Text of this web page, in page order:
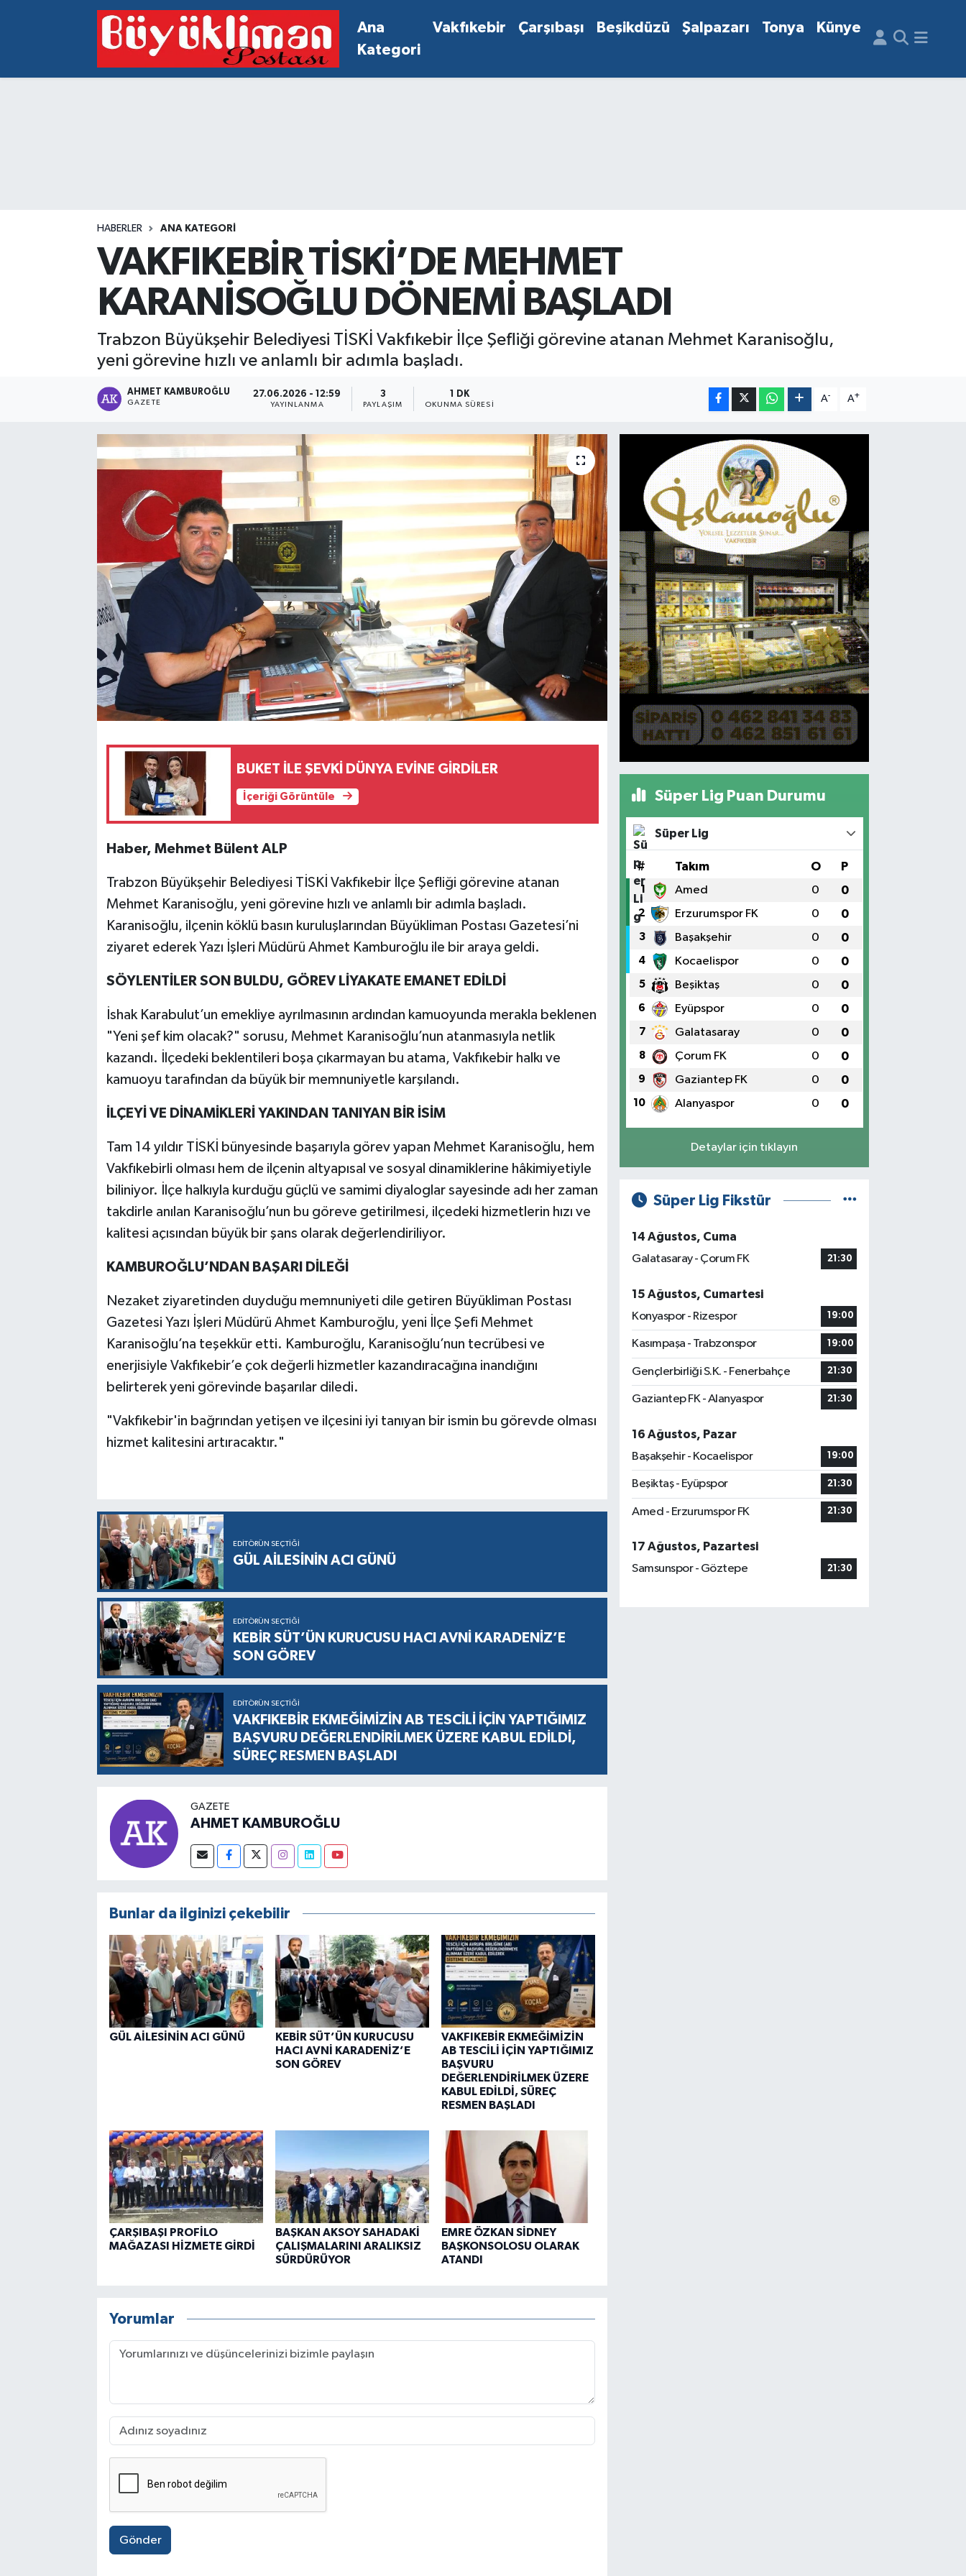
Ana
Kategori
Vakfıkebir Çarşıbaşı Beşikdüzü Şalpazarı Tonya Künye
HABERLER ANA KATEGORI
VAKFIKEBİR TİSKİ’DE MEHMET
KARANİSOĞLU DÖNEMİ BAŞLADI
Trabzon Büyükşehir Belediyesi TİSKİ Vakfıkebir İlçe Şefliği görevine atanan Mehmet Karanisoğlu,
yeni görevine hızlı ve anlamlı bir adımla başladı.
AHMET KAMBUROĞLU
GAZETE
27.06.2026 - 12:59
YAYINLANMA
3
PAYLAŞIM
1 DK
OKUNMA SÜRESI
A- A+
BUKET İLE ŞEVKİ DÜNYA EVİNE GİRDİLER
İçeriği Görüntüle
Haber, Mehmet Bülent ALP
Trabzon Büyükşehir Belediyesi TİSKİ Vakfıkebir İlçe Şefliği görevine atanan
Mehmet Karanisoğlu, yeni görevine hızlı ve anlamlı bir adımla başladı.
Karanisoğlu, ilçenin köklü basın kuruluşlarından Büyükliman Postası Gazetesi’ni
ziyaret ederek Yazı İşleri Müdürü Ahmet Kamburoğlu ile bir araya geldi.
SÖYLENTİLER SON BULDU, GÖREV LİYAKATE EMANET EDİLDİ
İshak Karabulut’un emekliye ayrılmasının ardından kamuoyunda merakla beklenen
"Yeni şef kim olacak?" sorusu, Mehmet Karanisoğlu’nun atanmasıyla netlik
kazandı. İlçedeki beklentileri boşa çıkarmayan bu atama, Vakfıkebir halkı ve
kamuoyu tarafından da büyük bir memnuniyetle karşılandı.
İLÇEYİ VE DİNAMİKLERİ YAKINDAN TANIYAN BİR İSİM
Tam 14 yıldır TİSKİ bünyesinde başarıyla görev yapan Mehmet Karanisoğlu, hem
Vakfıkebirli olması hem de ilçenin altyapısal ve sosyal dinamiklerine hâkimiyetiyle
biliniyor. İlçe halkıyla kurduğu güçlü ve samimi diyaloglar sayesinde adı her zaman
takdirle anılan Karanisoğlu’nun bu göreve getirilmesi, ilçedeki hizmetlerin hızı ve
kalitesi açısından büyük bir şans olarak değerlendiriliyor.
KAMBUROĞLU’NDAN BAŞARI DİLEĞİ
Nezaket ziyaretinden duyduğu memnuniyeti dile getiren Büyükliman Postası
Gazetesi Yazı İşleri Müdürü Ahmet Kamburoğlu, yeni İlçe Şefi Mehmet
Karanisoğlu’na teşekkür etti. Kamburoğlu, Karanisoğlu’nun tecrübesi ve
enerjisiyle Vakfıkebir’e çok değerli hizmetler kazandıracağına inandığını
belirterek yeni görevinde başarılar diledi.
"Vakfıkebir'in bağrından yetişen ve ilçesini iyi tanıyan bir ismin bu görevde olması
hizmet kalitesini artıracaktır."
EDITÖRÜN SEÇTIĞI
GÜL AİLESİNİN ACI GÜNÜ
EDITÖRÜN SEÇTIĞI
KEBİR SÜT’ÜN KURUCUSU HACI AVNİ KARADENİZ’E
SON GÖREV
EDITÖRÜN SEÇTIĞI
VAKFIKEBİR EKMEĞİMİZİN AB TESCİLİ İÇİN YAPTIĞIMIZ
BAŞVURU DEĞERLENDİRİLMEK ÜZERE KABUL EDİLDİ,
SÜREÇ RESMEN BAŞLADI
GAZETE
AHMET KAMBUROĞLU
Bunlar da ilginizi çekebilir
GÜL AİLESİNİN ACI GÜNÜ
KEBİR SÜT’ÜN KURUCUSU
HACI AVNİ KARADENİZ’E
SON GÖREV
VAKFIKEBİR EKMEĞİMİZİN
AB TESCİLİ İÇİN YAPTIĞIMIZ
BAŞVURU
DEĞERLENDİRİLMEK ÜZERE
KABUL EDİLDİ, SÜREÇ
RESMEN BAŞLADI
ÇARŞIBAŞI PROFİLO
MAĞAZASI HİZMETE GİRDİ
BAŞKAN AKSOY SAHADAKİ
ÇALIŞMALARINI ARALIKSIZ
SÜRDÜRÜYOR
EMRE ÖZKAN SİDNEY
BAŞKONSOLOSU OLARAK
ATANDI
Yorumlar
Gönder
Süper Lig Puan Durumu
Süper Lig
# Takım O P
1 Amed 0 0
2 Erzurumspor FK 0 0
3 Başakşehir 0 0
4 Kocaelispor 0 0
5 Beşiktaş 0 0
6 Eyüpspor 0 0
7 Galatasaray 0 0
8 Çorum FK 0 0
9 Gaziantep FK 0 0
10 Alanyaspor 0 0
Detaylar için tıklayın
Süper Lig Fikstür
14 Ağustos, Cuma
Galatasaray - Çorum FK
21:30
15 Ağustos, Cumartesi
Konyaspor - Rizespor
19:00
Kasımpaşa - Trabzonspor 19:00
Gençlerbirliği S.K. - Fenerbahçe 21:30
Gaziantep FK - Alanyaspor 21:30
16 Ağustos, Pazar
Başakşehir - Kocaelispor
19:00
Beşiktaş - Eyüpspor 21:30
Amed - Erzurumspor FK 21:30
17 Ağustos, Pazartesi
Samsunspor - Göztepe
21:30
Vakfıkebir Hava Durumu